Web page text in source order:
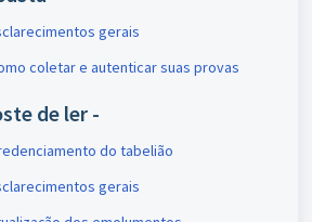
gerais
coletar e autenticar suas provas
de ler -
do tabelião
gerais